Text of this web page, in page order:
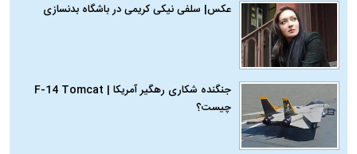
عکس| سلفی نیکی کریمی در باشگاه بدنسازی
جنگنده شکاری رهگیر آمریکا | F-14 Tomcat
چیست؟